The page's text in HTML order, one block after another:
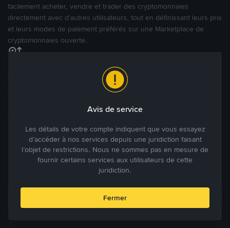
facilement acheter, vendre et trader des cryptomonnaies
directement avec d’autres utilisateurs, tout en définissant leurs prix
et leurs modes de paiement préférés sur une Marketplace de
cryptomonnaies ouverte.
Tradez à des prix avantageux pour vous
Tradez des cryptos en étant libres d’acheter et de vendre à votre
des annonces commerciales pour fixer vos propres prix.
Blog P2P Voir plus
Principaux modes de paiement
Avis de service
Les détails de votre compte indiquent que vous essayez
d’accéder à nos services depuis une juridiction faisant
l’objet de restrictions. Nous ne sommes pas en mesure de
fournir certains services aux utilisateurs de cette
juridiction.
Fermer